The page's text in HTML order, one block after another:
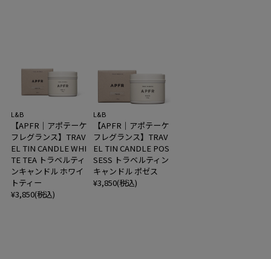
L&B
【APFR｜アポテーケ
フレグランス】TRAV
EL TIN CANDLE WHI
TE TEA トラベルティ
ンキャンドル ホワイ
トティー
¥3,850(税込)
L&B
【APFR｜アポテーケ
フレグランス】TRAV
EL TIN CANDLE POS
SESS トラベルティン
キャンドル ポゼス
¥3,850(税込)